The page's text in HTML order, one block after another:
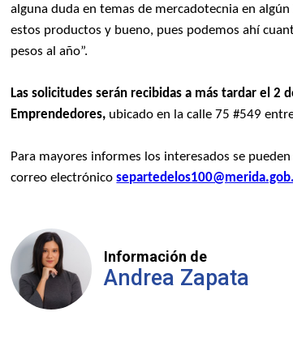
alguna duda en temas de mercadotecnia en
estos productos y bueno, pues podemos ahí
pesos al año”.
Las solicitudes serán recibidas a más tardar el
Emprendedores, ubicado en la calle 75 #549
Para mayores informes los interesados se
correo electrónico
Información de
Andrea Zapata